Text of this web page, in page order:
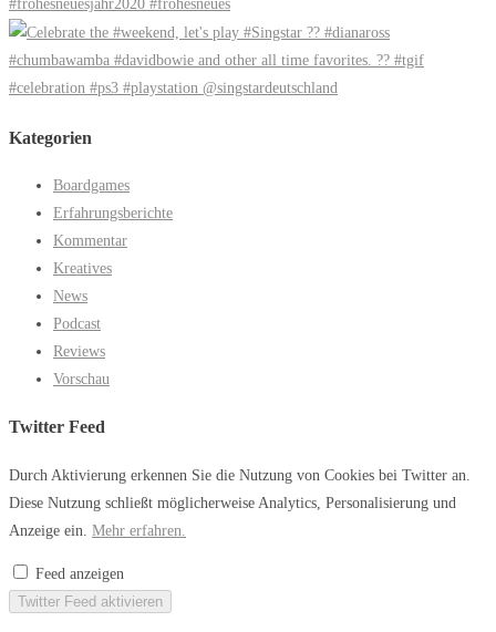
Kategorien
Boardgames
Erfahrungsberichte
Kommentar
Kreatives
News
Podcast
Reviews
Vorschau
Twitter Feed
Durch Aktivierung erkennen Sie die Nutzung von Cookies bei Twitter an.
Diese Nutzung schließt möglicherweise Analytics, Personalisierung und
Anzeige ein. Mehr erfahren.
Feed anzeigen
Twitter Feed aktivieren